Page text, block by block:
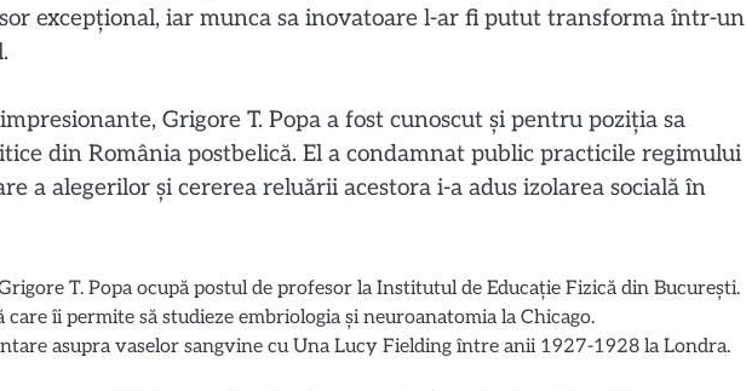
excepțional, iar munca sa inovatoare l-ar fi putut transforma într-un
Grigore T. Popa a fost cunoscut și pentru poziția sa
din România postbelică. El a condamnat public practicile regimului
a alegerilor și cererea reluării acestora i-a adus izolarea socială în
T. Popa ocupă postul de profesor la Institutul de Educație Fizică din București.
îi permite să studieze embriologia și neuroanatomia la Chicago.
asupra vaselor sangvine cu Una Lucy Fielding între anii 1927-1928 la Londra.